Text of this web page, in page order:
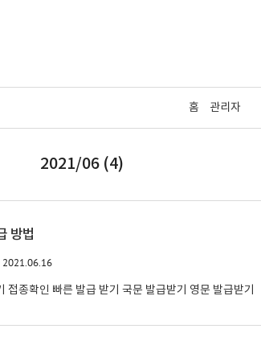
홈 관리자
2021/06 (4)
방법
2021.06.16
종확인 빠른 발급 받기 국문 발급받기 영문 발급받기